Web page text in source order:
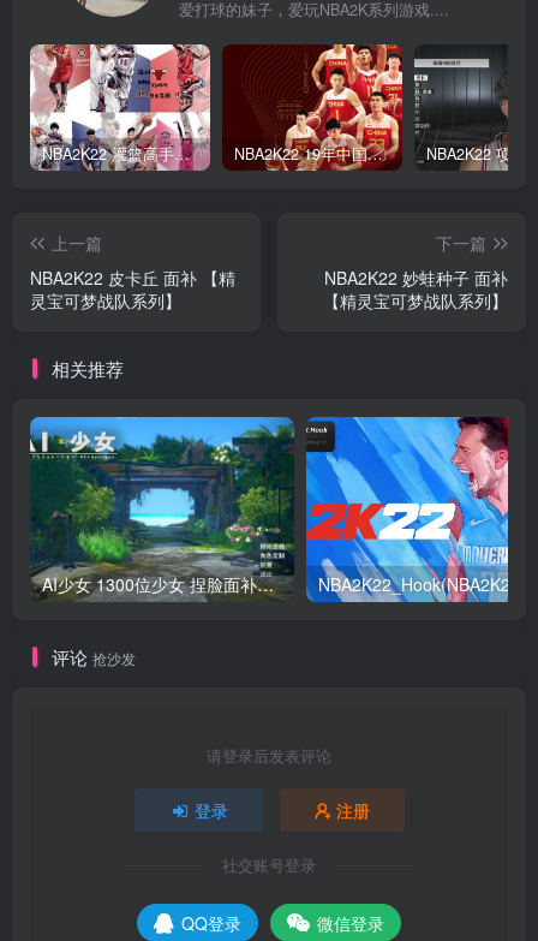
爱打球的妹子，爱玩NBA2K系列游戏....
NBA2K22 灌篮高手面补合集 NBA2K22 19年中国队面补合集
上一篇
NBA2K22 皮卡丘 面补 【精
灵宝可梦战队系列】
下一篇
NBA2K22 妙蛙种子 面补
【精灵宝可梦战队系列】
相关推荐
AI少女 1300位少女 捏脸面补数据整合包 总有一位是你想要的
评论 抢沙发
请登录后发表评论
登录 注册
社交账号登录
QQ登录 微信登录